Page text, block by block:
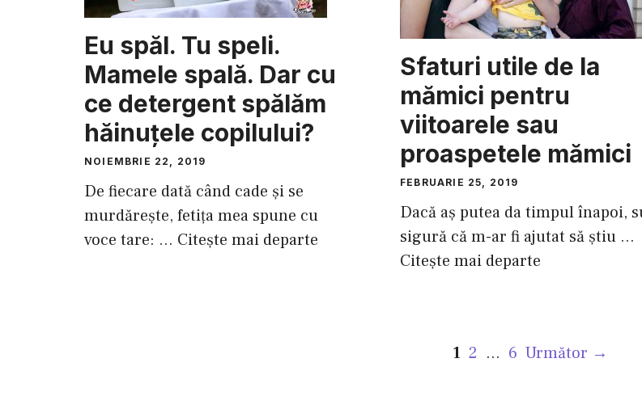
Eu spăl. Tu speli.
Mamele spală. Dar cu
ce detergent spălăm
hăinuţele copilului?
NOIEMBRIE 22, 2019
De fiecare dată când cade şi se
murdăreşte, fetiţa mea spune cu
voce tare: ... Citește mai departe
Sfaturi utile de la
mămici pentru
viitoarele sau
proaspetele mămici
FEBRUARIE 25, 2019
Dacă aş putea da timpul înapoi,
sigură că m-ar fi ajutat să ştiu ...
Citește mai departe
Pagina
1 Pagina
2 … Pagina
6 Următor →